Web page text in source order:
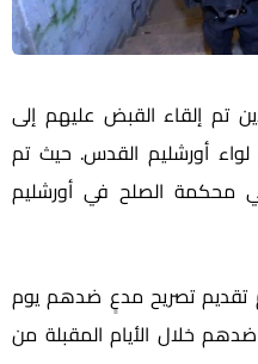
تم إلقاء القبض عليهم إلى
أورشليم القدس. حيث تم
محكمة الصلح في أورشليم
تقديم تصريح مدعٍ ضدهم يوم
خلال الأيام المقبلة من